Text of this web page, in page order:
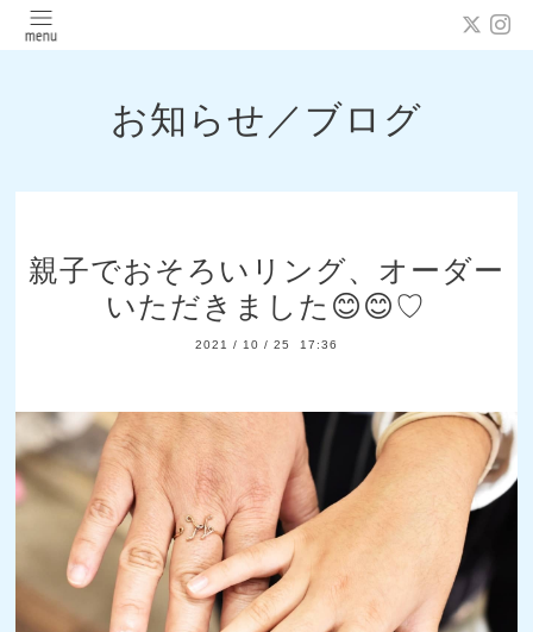
お知らせ／ブログ
親子でおそろいリング、オーダー
いただきました😊😊♡
2021 / 10 / 25 17:36